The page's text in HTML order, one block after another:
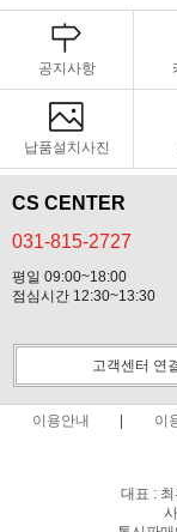
공지사항
납품설치사진
CS CENTER
031-815-2727
평일 09:00~18:00
점심시간 12:30~13:30
고객센터 연
이용안내 이
대표 :